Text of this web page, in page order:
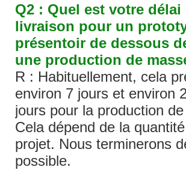
Q2 : Quel est votre délai
livraison pour un
présentoir de dessous
une production de
R : Habituellement, cela
environ 7 jours et environ
jours pour la production
Cela dépend de la
projet. Nous terminerons
possible.